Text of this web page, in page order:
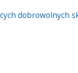
dobrowolnych